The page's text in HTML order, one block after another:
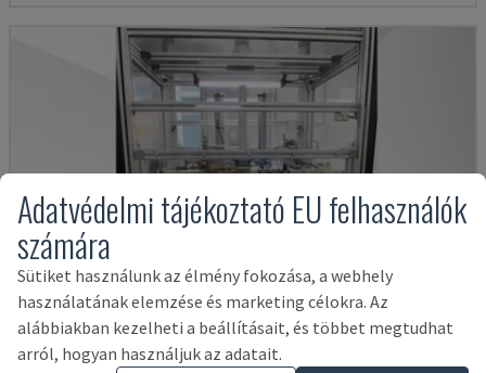
Adatvédelmi tájékoztató EU felhasználók
számára
Sütiket használunk az élmény fokozása, a webhely
használatának elemzése és marketing célokra. Az
alábbiakban kezelheti a beállításait, és többet megtudhat
arról, hogyan használjuk az adatait.